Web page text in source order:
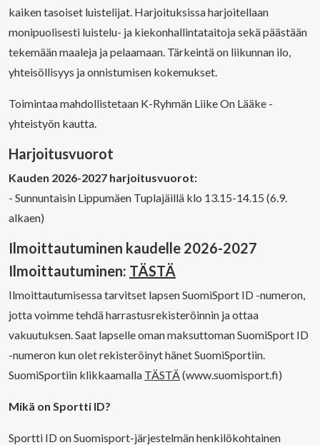
kaiken tasoiset luistelijat. Harjoituksissa harjoitellaan
monipuolisesti luistelu- ja kiekonhallintataitoja sekä päästään
tekemään maaleja ja pelaamaan. Tärkeintä on liikunnan ilo,
yhteisöllisyys ja onnistumisen kokemukset.
Toimintaa mahdollistetaan K-Ryhmän Liike On Lääke -
yhteistyön kautta.
Harjoitusvuorot
Kauden 2026-2027 harjoitusvuorot:
- Sunnuntaisin Lippumäen Tuplajäillä klo 13.15-14.15 (6.9.
alkaen)
Ilmoittautuminen kaudelle 2026-2027
Ilmoittautuminen: TÄSTÄ
Ilmoittautumisessa tarvitset lapsen SuomiSport ID -numeron,
jotta voimme tehdä harrastusrekisteröinnin ja ottaa
vakuutuksen. Saat lapselle oman maksuttoman SuomiSport ID
-numeron kun olet rekisteröinyt hänet SuomiSportiin.
SuomiSportiin klikkaamalla TÄSTÄ(www.suomisport.fi)
Mikä on Sportti ID?
Sportti ID on Suomisport-järjestelmän henkilökohtainen